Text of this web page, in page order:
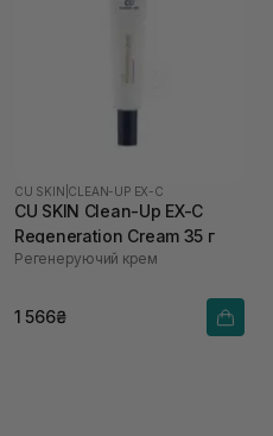
CU SKIN CLEAN-UP EX-C
CU SKIN Clean-Up EX-C
Regeneration Cream 35 г
Регенеруючий крем
1 566₴